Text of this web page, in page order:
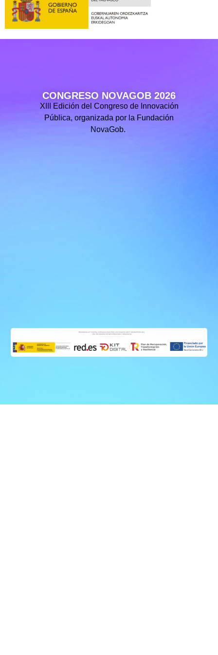
CONGRESO NOVAGOB 2026
XIII Edición del Congreso de Innovación
Pública, organizada por la Fundación
NovaGob.